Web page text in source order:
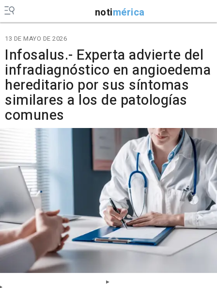
notimérica
13 DE MAYO DE 2026
Infosalus.- Experta advierte del
infradiagnóstico en angioedema
hereditario por sus síntomas
similares a los de patologías
comunes